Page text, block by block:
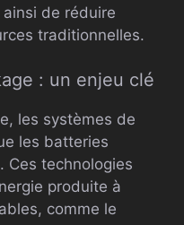
de réduire
traditionnelles.
: un enjeu clé
les systèmes de
les batteries
Ces technologies
produite à
comme le